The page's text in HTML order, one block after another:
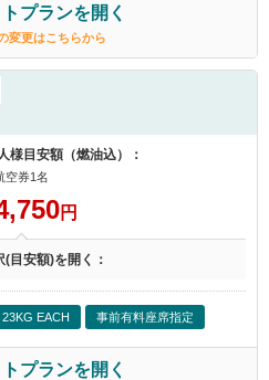
プランを開く
変更はこちらから
様目安額（燃油込）：
空券1名
円
(目安額)を開く：
EACH 事前有料座席指定
プランを開く